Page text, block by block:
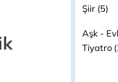
Şiir (5)
Aşk -
Tiyatro